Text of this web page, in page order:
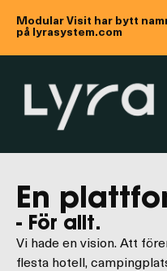
Modular Visit har bytt
på lyrasystem.com
En
- För allt.
Vi hade en vision. Att
flesta hotell,